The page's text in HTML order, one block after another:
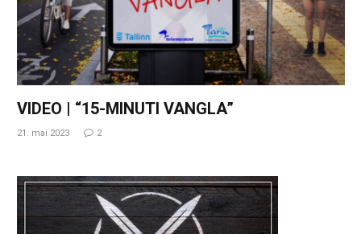
VIDEO | “15-MINUTI VANGLA”
21. mai 2023 2